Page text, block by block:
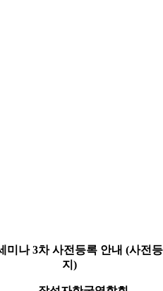
미나 3차 사전등록 안내 (사전
지)